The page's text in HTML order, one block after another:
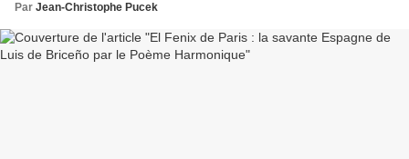
Par Jean-Christophe Pucek